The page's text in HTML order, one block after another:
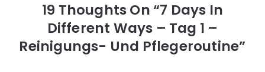
19 Thoughts On “7 Days In
Different Ways – Tag 1 –
Reinigungs- Und Pflegeroutine”